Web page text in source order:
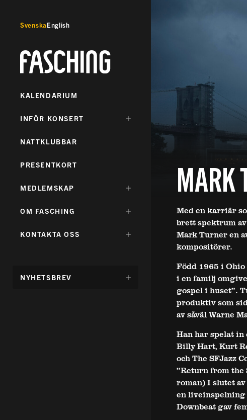
SvenskaEnglish
Fasching
KALENDARIUM
DÖLJ
INFÖR KONSERT
NATTKLUBBAR
PRESENTKORT
DÖLJ
MEDLEMSKAP
DÖLJ
OM FASCHING
DÖLJ
KONTAKTA OSS
DÖLJ
NYHETSBREV
MARK
Med en karriär
brett spektrum
Mark Turner en
kompositörer.
Född 1965 i
i en familj
gospel i huset”.
produktiv som
av såväl Warne
Han har spelat in
Billy Hart, Kurt
och The SFJazz
”Return from the
roman) I slutet
en liveinspelning
Downbeat gav